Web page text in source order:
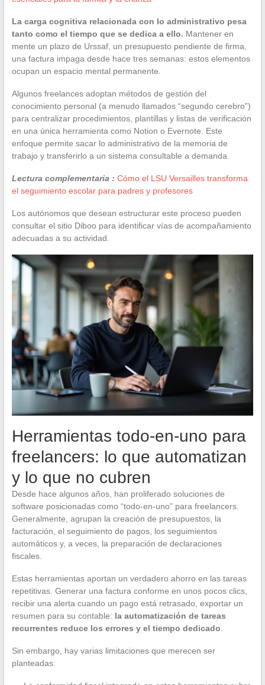
La carga cognitiva relacionada con lo administrativo pesa
tanto como el tiempo que se dedica a ello. Mantener en
mente un plazo de Urssaf, un presupuesto pendiente de firma,
una factura impaga desde hace tres semanas: estos elementos
ocupan un espacio mental permanente.
Algunos freelances adoptan métodos de gestión del
conocimiento personal (a menudo llamados “segundo cerebro”)
para centralizar procedimientos, plantillas y listas de verificación
en una única herramienta como Notion o Evernote. Este
enfoque permite sacar lo administrativo de la memoria de
trabajo y transferirlo a un sistema consultable a demanda.
Lectura complementaria : Cómo el LSU Versailles transforma
el seguimiento escolar para padres y profesores
Los autónomos que desean estructurar este proceso pueden
consultar el sitio Diboo para identificar vías de acompañamiento
adecuadas a su actividad.
Herramientas todo-en-uno para
freelancers: lo que automatizan
y lo que no cubren
Desde hace algunos años, han proliferado soluciones de
software posicionadas como “todo-en-uno” para freelancers.
Generalmente, agrupan la creación de presupuestos, la
facturación, el seguimiento de pagos, los seguimientos
automáticos y, a veces, la preparación de declaraciones
fiscales.
Estas herramientas aportan un verdadero ahorro en las tareas
repetitivas. Generar una factura conforme en unos pocos clics,
recibir una alerta cuando un pago está retrasado, exportar un
resumen para su contable: la automatización de tareas
recurrentes reduce los errores y el tiempo dedicado.
Sin embargo, hay varias limitaciones que merecen ser
planteadas: